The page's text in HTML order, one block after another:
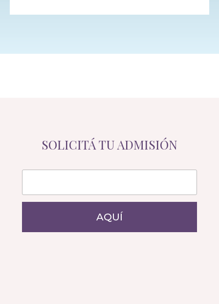
SOLICITÁ TU ADMISIÓN
AQUÍ